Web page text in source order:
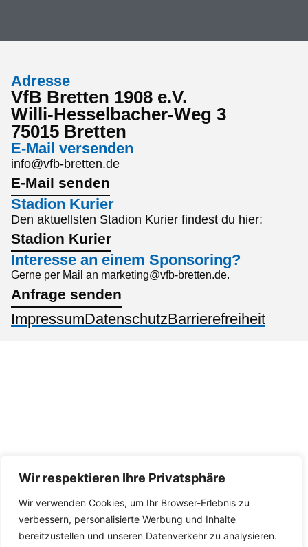
Wir respektieren Ihre Privatsphäre
Wir verwenden Cookies, um Ihr Browser-Erlebnis zu
verbessern, personalisierte Werbung und Inhalte
bereitzustellen und unseren Datenverkehr zu analysieren.
Adresse
VfB Bretten 1908 e.V.
Willi-Hesselbacher-Weg 3
75015 Bretten
E-Mail versenden
info@vfb-bretten.de
E-Mail senden
Stadion Kurier
Den aktuellsten Stadion Kurier findest du hier:
Stadion Kurier
Interesse an einem Sponsoring?
Gerne per Mail an marketing@vfb-bretten.de.
Anfrage senden
ImpressumDatenschutzBarrierefreiheit